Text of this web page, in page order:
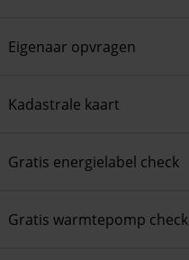
Eigenaar opvragen
Kadastrale kaart
Gratis energielabel check
Gratis warmtepomp check